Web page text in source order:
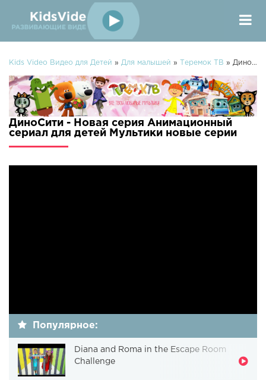
Kids Video Видео для Детей » Для малышей » Теремок ТВ » ДиноСити - Новая серия Анимационный сериал для детей Мультики
ДиноСити - Новая серия Анимационный
сериал для детей Мультики новые серии
Популярное:
Diana and Roma in the Escape Room
Challenge